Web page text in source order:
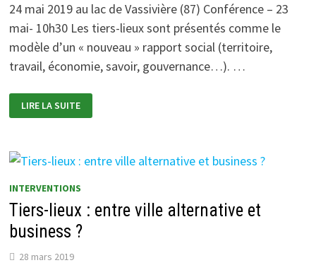
24 mai 2019 au lac de Vassivière (87) Conférence – 23
mai- 10h30 Les tiers-lieux sont présentés comme le
modèle d’un « nouveau » rapport social (territoire,
travail, économie, savoir, gouvernance…). …
TIERS-
LIEUX
TIERS-
ESPACES
UNE
DU
RAPPORT
AU
TERRITOIRE,
TRAVAIL,
LIRE LA SUITE
INTERVENTIONS
Tiers-lieux : entre ville alternative et
business ?
28 mars 2019